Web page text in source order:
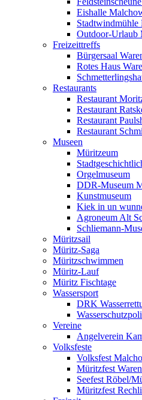
Eishalle
Outdoor-Urlaub
Freizeittreffs
Bürgersaal
Rotes Haus
Restaurants
Restaurant
Restaurant
Restaurant
Restaurant
Museen
Müritzeum
Orgelmuseum
DDR-Museum
Kunstmuseum
Kiek in un
Agroneum Alt
Schliemann-
Müritzsail
Müritz-Saga
Müritzschwimmen
Müritz-Lauf
Müritz Fischtage
Wassersport
DRK
Vereine
Angelverein
Volksfeste
Volksfest
Müritzfest
Seefest Röbel/
Müritzfest